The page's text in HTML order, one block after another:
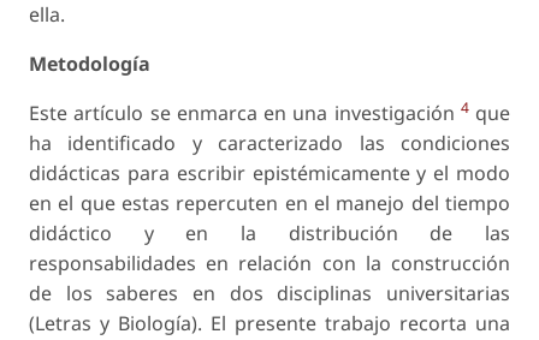
ella.
Metodología
Este artículo se enmarca en una investigación 4que
ha identificado y caracterizado las condiciones
didácticas para escribir epistémicamente y el modo
en el que estas repercuten en el manejo del tiempo
didáctico y en la distribución de las
responsabilidades en relación con la construcción
de los saberes en dos disciplinas universitarias
(Letras y Biología). El presente trabajo recorta una